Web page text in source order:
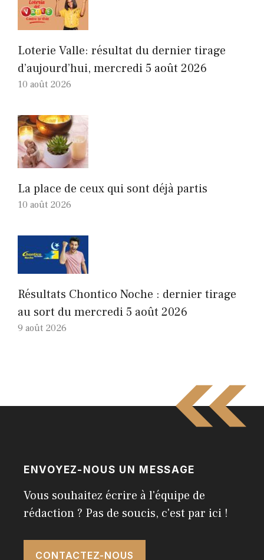
Loterie Valle: résultat du dernier tirage
d’aujourd’hui, mercredi 5 août 2026
10 août 2026
La place de ceux qui sont déjà partis
10 août 2026
Résultats Chontico Noche : dernier tirage
au sort du mercredi 5 août 2026
9 août 2026
ENVOYEZ-NOUS UN MESSAGE
Vous souhaitez écrire à l'équipe de
rédaction ? Pas de soucis, c'est par ici !
CONTACTEZ-NOUS